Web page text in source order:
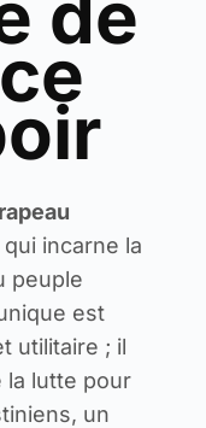
incarne la
peuple
est
utilitaire ; il
la lutte pour
un